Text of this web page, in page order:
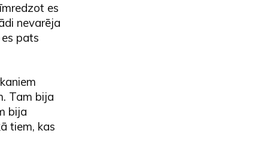
es
nevarēja
pats
Tam bija
bija
tiem, kas